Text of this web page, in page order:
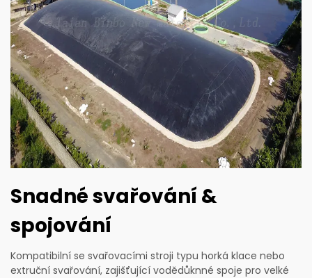
Snadné svařování &
spojování
Kompatibilní se svařovacími stroji typu horká klace nebo
extruční svařování, zajišťující vodědůknné spoje pro velké